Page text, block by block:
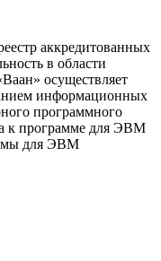
аккредитованных
в области
осуществляет
информационных
программного
к программе для ЭВМ
для ЭВМ